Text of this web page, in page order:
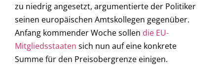
zu niedrig angesetzt, argumentierte der Politiker
seinen europäischen Amtskollegen gegenüber.
Anfang kommender Woche sollen die EU-
Mitgliedsstaaten sich nun auf eine konkrete
Summe für den Preisobergrenze einigen.